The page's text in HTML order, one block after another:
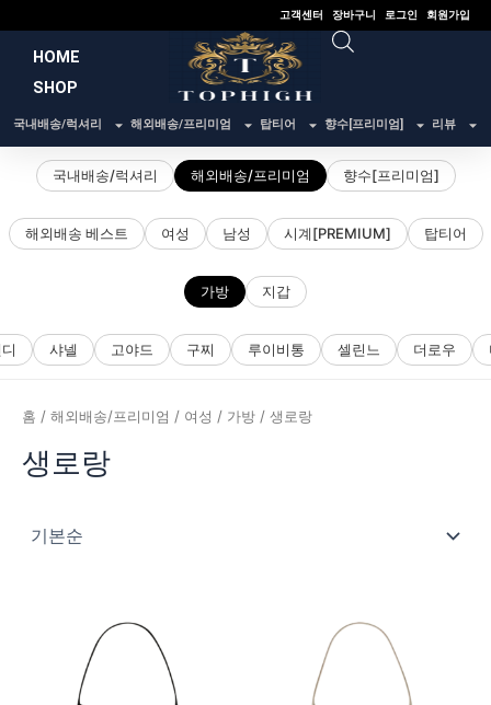
건
너
고객센터 장바구니 로그인 회원가입
HOME
SHOP
국내배송/럭셔리 해외배송/프리미엄 탑티어 향수[프리미엄] 리뷰
국내배송/럭셔리 해외배송/프리미엄 향수[프리미엄]
해외배송 베스트 여성 남성 시계[PREMIUM] 탑티어
가방 지갑
샤넬 고야드 구찌 루이비통 셀린느 더로우
홈 / 해외배송/프리미엄 / 여성 / 가방 / 생로랑
생로랑